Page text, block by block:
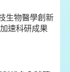
生物醫學創新
速科研成果